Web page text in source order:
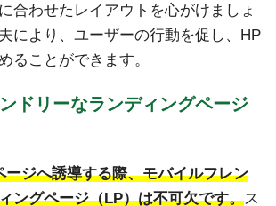
合わせたレイアウトを心がけましょ
により、ユーザーの行動を促し、HP
ることができます。
ドリーなランディングページ
ージへ誘導する際、モバイルフレン
ングページ（LP）は不可欠です。ス